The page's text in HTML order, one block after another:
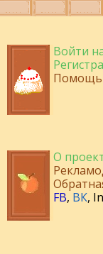
Войти
Помощь
О
FB, ВК,